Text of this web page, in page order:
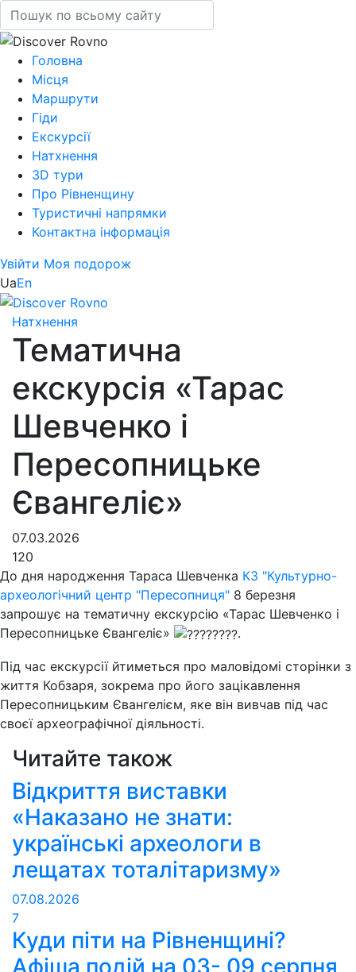
Головна
Місця
Маршрути
Гіди
Екскурсії
Натхнення
3D тури
Про Рівненщину
Туристичні напрямки
Контактна інформація
Увійти Моя подорож
UaEn
Натхнення
Тематична
екскурсія «Тарас
Шевченко і
Пересопницьке
Євангеліє»
07.03.2026
120
До дня народження Тараса Шевченка КЗ "Культурно-
археологічний центр "Пересопниця" 8 березня
запрошує на тематичну екскурсію «Тарас Шевченко і
Пересопницьке Євангеліє»
.
Під час екскурсії йтиметься про маловідомі сторінки з
життя Кобзаря, зокрема про його зацікавлення
Пересопницьким Євангелієм, яке він вивчав під час
своєї археографічної діяльності.
Читайте також
Відкриття виставки
«Наказано не знати:
українські археологи в
лещатах тоталітаризму»
07.08.2026
7
Куди піти на Рівненщині?
Афіша подій на 03- 09 серпня